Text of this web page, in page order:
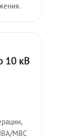
10 кВ
МВС